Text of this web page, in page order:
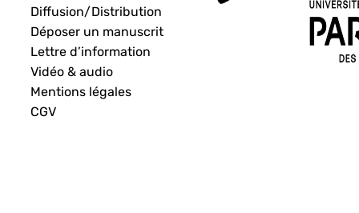
Diffusion/Distribution
Déposer un manuscrit
Lettre d’information
Vidéo & audio
Mentions légales
CGV